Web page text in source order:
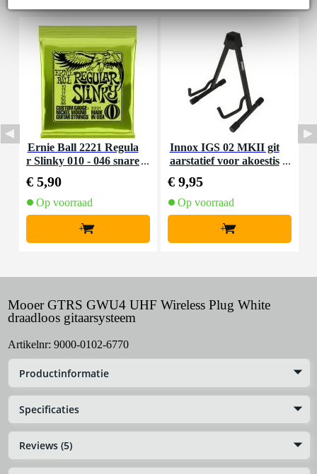
Ernie Ball 2221 Regula
r Slinky 010 - 046 snare
€ 5,90
Op voorraad
+
Innox IGS 02 MKII git
aarstatief voor akoestis
€ 9,95
Op voorraad
+
Mooer GTRS GWU4 UHF Wireless Plug White
draadloos gitaarsysteem
Artikelnr: 9000-0102-6770
Productinformatie
Specificaties
Reviews (5)